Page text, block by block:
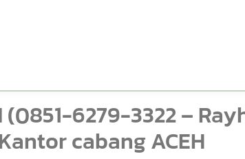
(0851-6279-3322 –
cabang ACEH